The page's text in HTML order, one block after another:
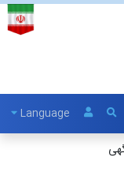
Language